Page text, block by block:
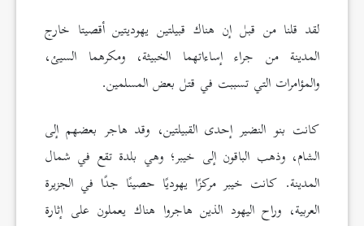
لقد قلنا من قبل إن هناك قبيلتين يهوديتين أقصيتا خارج
المدينة من جراء إساءاتهما الخبيثة، ومكرهما السيئ،
والمؤامرات التي تسببت في قتل بعض المسلمين.
كانت بنو النضير إحدى القبيلتين، وقد هاجر بعضهم إلى
الشام، وذهب الباقون إلى خيبر؛ وهي بلدة تقع في شمال
المدينة. كانت خيبر مركزًا يهوديًا حصينًا جدًا في الجزيرة
العربية، وراح اليهود الذين هاجروا هناك يعملون على إثارة